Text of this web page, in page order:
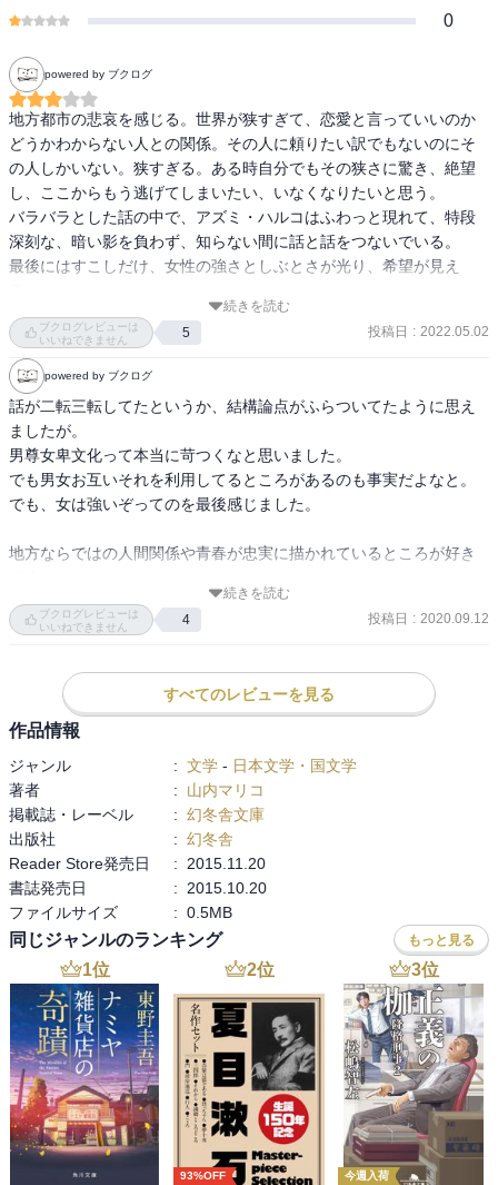
0
powered by ブクログ
地方都市の悲哀を感じる。世界が狭すぎて、恋愛と言っていいのか
どうかわからない人との関係。その人に頼りたい訳でもないのにそ
の人しかいない。狭すぎる。ある時自分でもその狭さに驚き、絶望
し、ここからもう逃げてしまいたい、いなくなりたいと思う。
バラバラとした話の中で、アズミ・ハルコはふわっと現れて、特段
深刻な、暗い影を負わず、知らない間に話と話をつないでいる。
最後にはすこしだけ、女性の強さとしぶとさが光り、希望が見え
この作家はそういう終わりが好きなのかな。
続きを読む
ブクログレビューは
いいねできません
5 投稿日 : 2022.05.02
powered by ブクログ
話が二転三転してたというか、結構論点がふらついてたように思え
ましたが。
男尊女卑文化って本当に苛つくなと思いました。
でも男女お互いそれを利用してるところがあるのも事実だよなと。
でも、女は強いぞってのを最後感じました。
地方ならではの人間関係や青春が忠実に描かれているところが好き
それは本当に第三者から見たらバカらしい。
山内さんはそれをだれよりも馬鹿らしいと思っていられるからこん
山内さんはきっと若い頃感情のままに、今が楽しけりゃそれでい
い！みたいな向上心のない周りの同級生に侮辱の心を抱いていたん
だろうなと、ひしひしと感じられます。
続きを読む
ブクログレビューは
いいねできません
4 投稿日 : 2020.09.12
すべてのレビューを見る
作品情報
ジャンル : 文学 - 日本文学・国文学
著者
:
山内マリコ
掲載誌・レーベル
: 幻冬舎文庫
出版社
: 幻冬舎
Reader Store発売日
:
2015.11.20
書誌発売日
:
2015.10.20
ファイルサイズ
: 0.5MB
同じジャンルのランキング もっと見る
1位 2位
93%OFF
3位
今週入荷